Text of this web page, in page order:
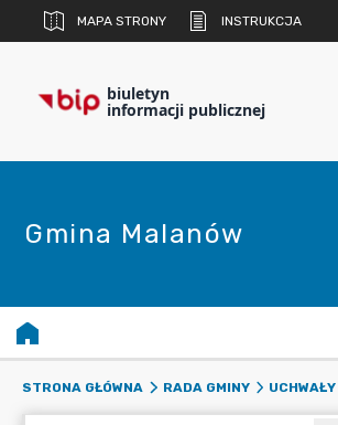
MAPA STRONY INSTRUKCJA
biuletyn
informacji publicznej
Gmina Malanów
STRONA GŁÓWNA RADA GMINY UCHWAŁY